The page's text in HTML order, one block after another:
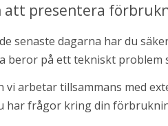
att presentera
senaste dagarna har du
på ett tekniskt problem
vi arbetar tillsammans med